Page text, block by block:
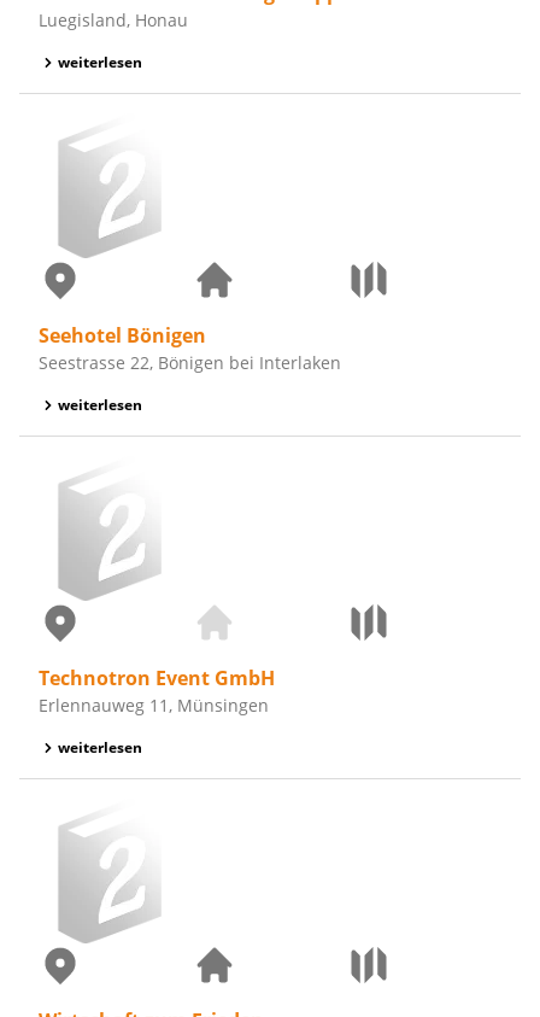
Luegisland, Honau
weiterlesen
Seehotel Bönigen
Seestrasse 22, Bönigen bei Interlaken
weiterlesen
Technotron Event GmbH
Erlennauweg 11, Münsingen
weiterlesen